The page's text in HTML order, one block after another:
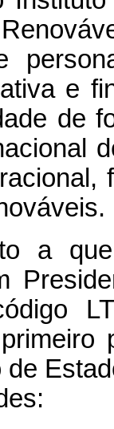
e
de
a